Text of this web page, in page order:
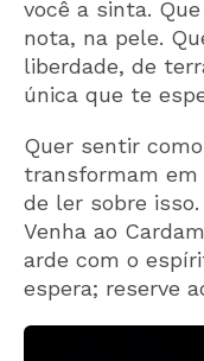
você a sinta.
nota, na pele.
liberdade, de
única que te
Quer sentir
transformam em
de ler sobre isso.
Venha ao
arde com o
espera; reserve